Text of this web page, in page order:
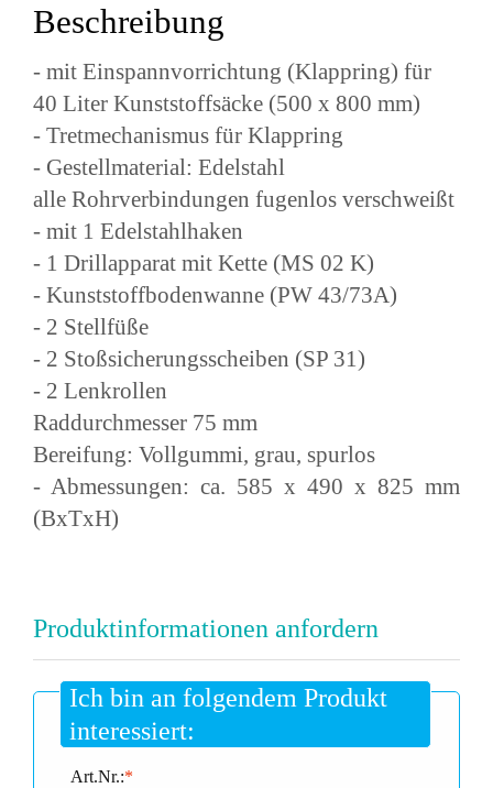
Beschreibung
- mit Einspannvorrichtung (Klappring) für
40 Liter Kunststoffsäcke (500 x 800 mm)
- Tretmechanismus für Klappring
- Gestellmaterial: Edelstahl
alle Rohrverbindungen fugenlos verschweißt
- mit 1 Edelstahlhaken
- 1 Drillapparat mit Kette (MS 02 K)
- Kunststoffbodenwanne (PW 43/73A)
- 2 Stellfüße
- 2 Stoßsicherungsscheiben (SP 31)
- 2 Lenkrollen
Raddurchmesser 75 mm
Bereifung: Vollgummi, grau, spurlos
- Abmessungen: ca. 585 x 490 x 825 mm
(BxTxH)
Produktinformationen anfordern
Ich bin an folgendem Produkt
interessiert:
*
Art.Nr.: